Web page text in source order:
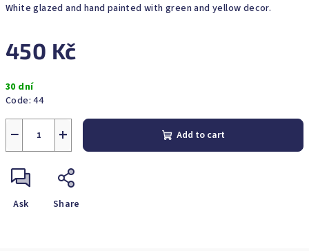
White glazed and hand painted with green and yellow decor.
450 Kč
price:
30 dní
Code: 44
+
− Add to cart
Ask Share